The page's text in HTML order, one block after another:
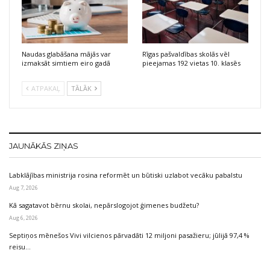
Naudas glabāšana mājās var
izmaksāt simtiem eiro gadā
Rīgas pašvaldības skolās vēl
pieejamas 192 vietas 10. klasēs
ATPAKAĻ TĀLĀK
JAUNĀKĀS ZIŅAS
Labklājības ministrija rosina reformēt un būtiski uzlabot vecāku pabalstu
Aug 7, 2026
Kā sagatavot bērnu skolai, nepārslogojot ģimenes budžetu?
Aug 6, 2026
Septiņos mēnešos Vivi vilcienos pārvadāti 12 miljoni pasažieru; jūlijā 97,4 %
reisu…